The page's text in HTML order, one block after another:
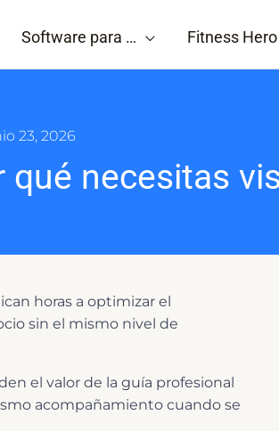
Software para … Fitness
23, 2026
necesitas
horas a optimizar el
sin el mismo nivel de
el valor de la guía profesional
acompañamiento cuando se